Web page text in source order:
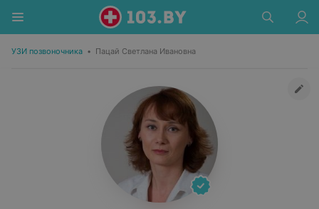
УЗИ позвоночника • Пацай Светлана Ивановна